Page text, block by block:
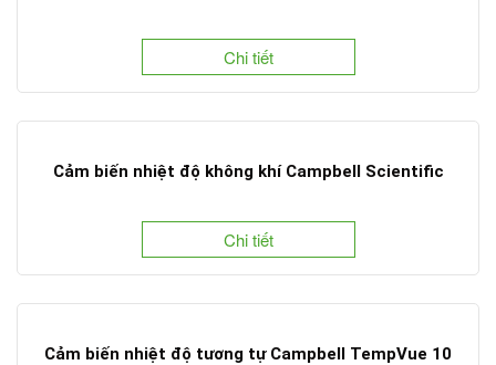
Chi tiết
Cảm biến nhiệt độ không khí Campbell Scientific
Chi tiết
Cảm biến nhiệt độ tương tự Campbell TempVue 10